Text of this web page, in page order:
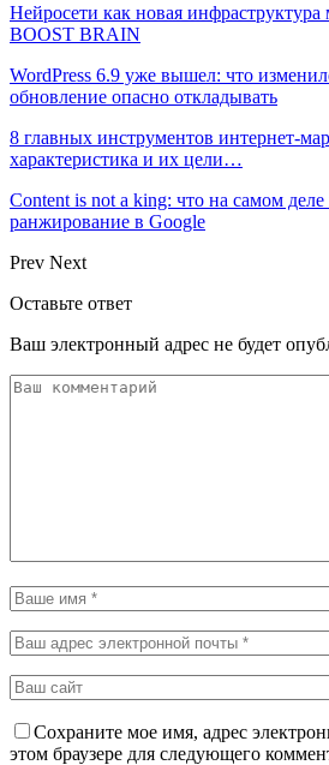
Нейросети как новая
BOOST BRAIN
WordPress 6.9 уже вышел: что
обновление опасно откладывать
8 главных инструментов интернет-
характеристика и их цели…
Content is not a king: что на самом деле
ранжирование в Google
Prev Next
Оставьте ответ
Ваш электронный адрес не будет
Сохраните мое имя, адрес
этом браузере для следующего